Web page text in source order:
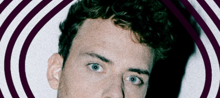
Projets
Actualités